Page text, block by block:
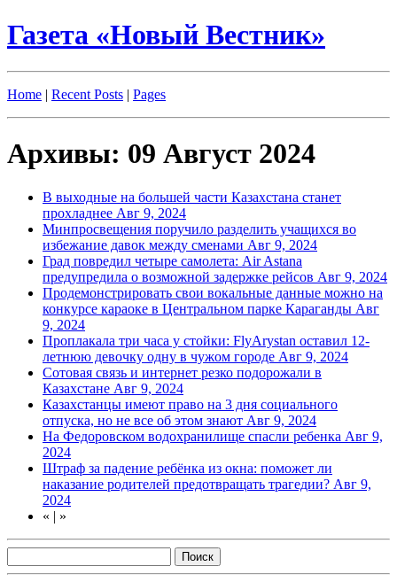
Газета «Новый Вестник»
Home | Recent Posts | Pages
Архивы: 09 Август 2024
В выходные на большей части Казахстана станет
прохладнее Авг 9, 2024
Минпросвещения поручило разделить учащихся во
избежание давок между сменами Авг 9, 2024
Град повредил четыре самолета: Air Astana
предупредила о возможной задержке рейсов Авг 9, 2024
Продемонстрировать свои вокальные данные можно на
конкурсе караоке в Центральном парке Караганды Авг
9, 2024
Проплакала три часа у стойки: FlyArystan оставил 12-
летнюю девочку одну в чужом городе Авг 9, 2024
Сотовая связь и интернет резко подорожали в
Казахстане Авг 9, 2024
Казахстанцы имеют право на 3 дня социального
отпуска, но не все об этом знают Авг 9, 2024
На Федоровском водохранилище спасли ребенка Авг 9,
2024
Штраф за падение ребёнка из окна: поможет ли
наказание родителей предотвращать трагедии? Авг 9,
2024
« | »